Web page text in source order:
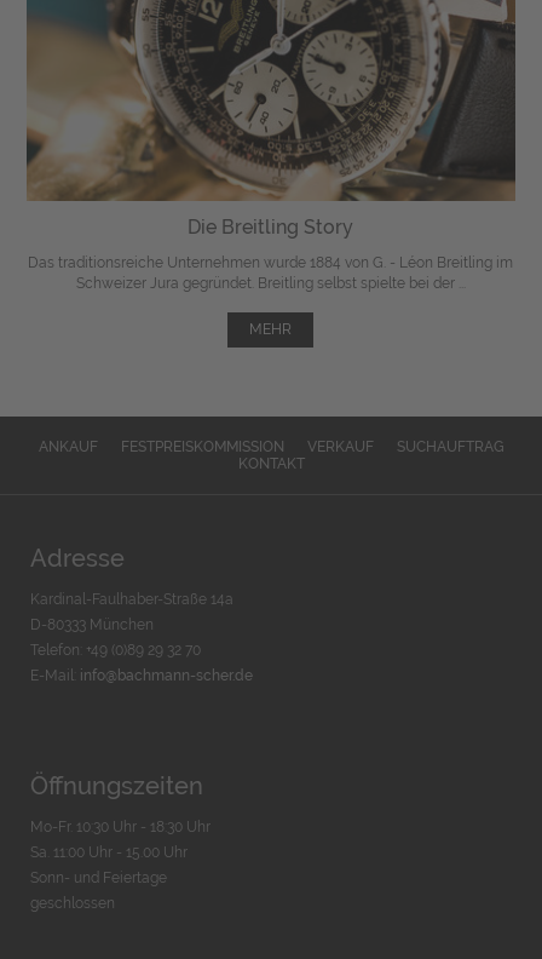
Die Breitling Story
Das traditionsreiche Unternehmen wurde 1884 von G. - Léon Breitling im
Schweizer Jura gegründet. Breitling selbst spielte bei der ...
MEHR
ANKAUF FESTPREISKOMMISSION VERKAUF
SUCHAUFTRAG
KONTAKT
Adresse
Kardinal-Faulhaber-Straße 14a
D-80333 München
Telefon: +49 (0)89 29 32 70
E-Mail: info@bachmann-scher.de
Öffnungszeiten
Mo-Fr. 10:30 Uhr - 18:30 Uhr
Sa. 11:00 Uhr - 15.00 Uhr
Sonn- und Feiertage
geschlossen